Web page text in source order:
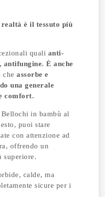
è il tessuto più
quali anti-
È anche
cheassorbe e
una generale
comfort.
in bambù al
puoi stare
con attenzione ad
offrendo un
superiore.
calde, ma
sicure per i